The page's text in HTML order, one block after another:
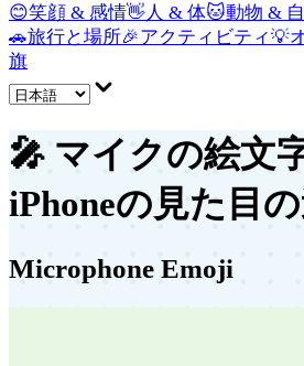
😊笑顔 & 感情👋 人 & 体🐱動物 &
🚗旅行と場所🎉アクティビティ💡
旗
🎤 マイクの絵文
iPhoneの見た目
Microphone Emoji